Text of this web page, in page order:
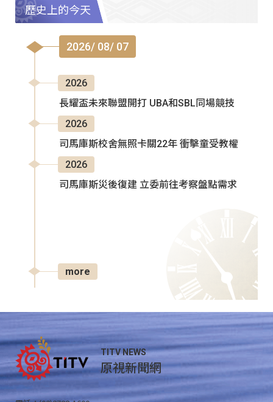
歷史上的今天
2026/ 08/ 07
2026
長耀盃未來聯盟開打 UBA和SBL同場競技
2026
司馬庫斯校舍無照卡關22年 衝擊童受教權
2026
司馬庫斯災後復建 立委前往考察盤點需求
more
TITV NEWS
原視新聞網